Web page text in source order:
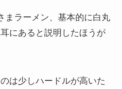
まラーメン、基本的に白丸
にあると説明したほうが
は少しハードルが高いた